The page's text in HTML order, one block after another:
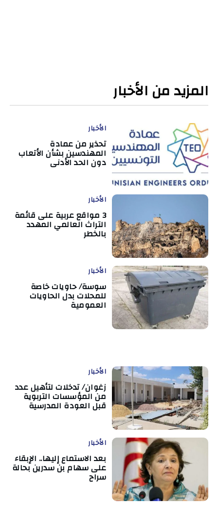
المزيد من الأخبار
الأخبار
تحذير من عمادة
المهندسين بشأن الأتعاب
دون الحد الأدنى
الأخبار
3 مواقع عربية على قائمة
التراث العالمي المهدد
بالخطر
الأخبار
سوسة/ حاويات خاصة
للمحلات بدل الحاويات
العمومية
الأخبار
زغوان/ تدخلات لتأهيل عدد
من المؤسسات التربوية
قبل العودة المدرسية
الأخبار
بعد الاستماع إليها.. الإبقاء
على سهام بن سدرين بحالة
سراح